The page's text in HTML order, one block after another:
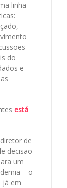
linha
do
e
está
de
decisão
um
– o
já em